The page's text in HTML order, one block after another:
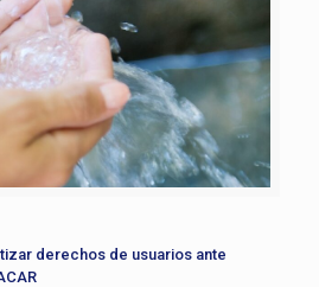
derechos de usuarios ante